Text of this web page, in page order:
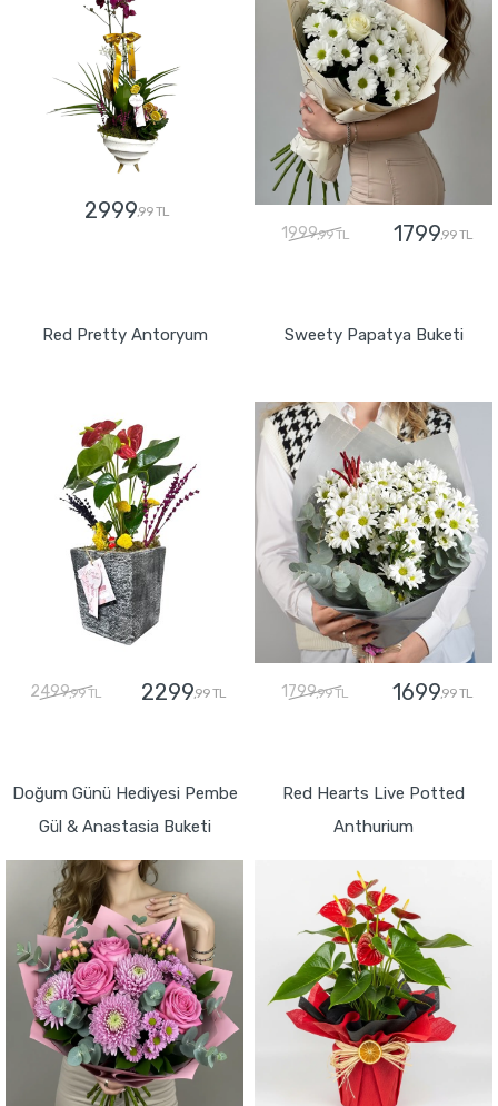
2999,99 TL
1999,99 TL 1799,99 TL
Red Pretty Antoryum
2499,99 TL 2299,99 TL
Sweety Papatya Buketi
1799,99 TL 1699,99 TL
Doğum Günü Hediyesi Pembe
Gül & Anastasia Buketi
Red Hearts Live Potted
Anthurium